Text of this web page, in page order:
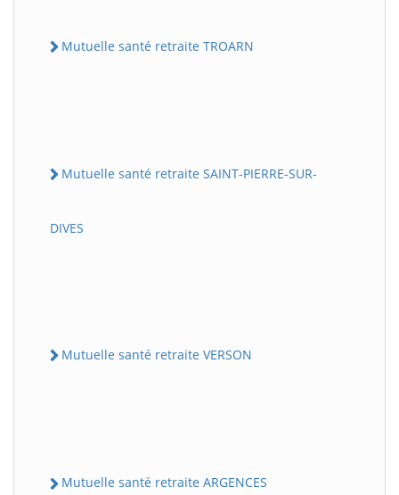
Mutuelle santé retraite TROARN
Mutuelle santé retraite SAINT-PIERRE-SUR-
DIVES
Mutuelle santé retraite VERSON
Mutuelle santé retraite ARGENCES